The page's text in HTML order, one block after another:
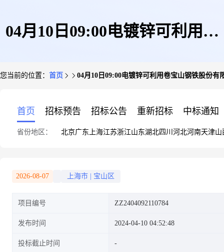
04月10日09:00电镀锌可利用卷
您当前的位置： 首页 04月10日09:00电镀锌可利用卷宝山钢铁股份有
首页 招标预告 招标公告 重新招标 中标通知
省份地区： 北京广东 上海江苏浙江山东湖北四川 河北河南天津山
2026-08-07 上海市 宝山区
项目编号 ZZ2404092110784
发布时间 2024-04-10 04:52:48
投标截止时间